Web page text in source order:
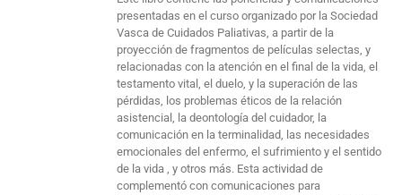
presentadas en el curso organizado por la Sociedad
Vasca de Cuidados Paliativas, a partir de la
proyección de fragmentos de películas selectas, y
relacionadas con la atención en el final de la vida, el
testamento vital, el duelo, y la superación de las
pérdidas, los problemas éticos de la relación
asistencial, la deontología del cuidador, la
comunicación en la terminalidad, las necesidades
emocionales del enfermo, el sufrimiento y el sentido
de la vida , y otros más. Esta actividad de
complementó con comunicaciones para